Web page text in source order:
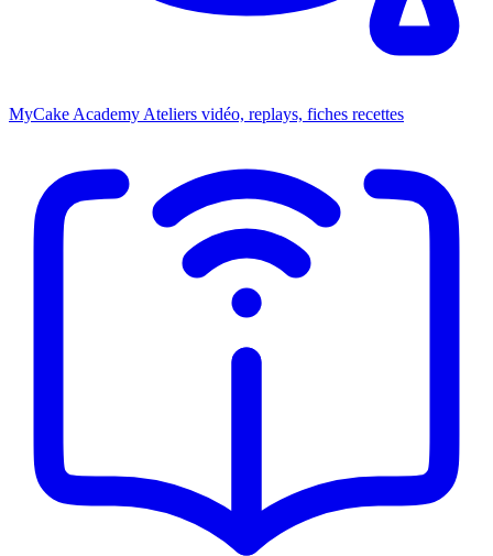
MyCake Academy Ateliers vidéo, replays, fiches recettes